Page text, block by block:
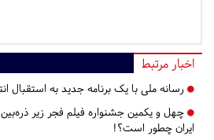
اخبار مرتبط
رسانه ملی با یک برنامه جدید به استقبال
چهل و یکمین جشنواره فیلم فجر زیر
ایران چطور است؟!